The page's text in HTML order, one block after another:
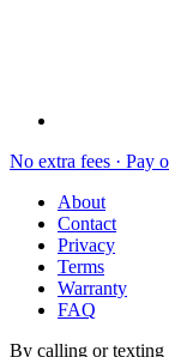
No extra fees · Pay
About
Contact
Privacy
Terms
Warranty
FAQ
By calling or texting